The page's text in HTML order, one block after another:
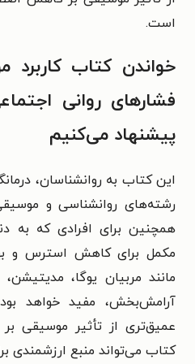
است.
خواندن کتاب کاربرد
فشارهای روانی
پیشنهاد می‌کنیم
این کتاب به روانشناسان،
رشته‌های روانشناسی و
همچنین برای افرادی که به
مکمل برای کاهش استرس و
مانند مربیان یوگا،
آرامش‌بخش، مفید خواهد
عمیق‌تری از تأثیر موسیقی
کتاب می‌تواند منبع ارزشمندی